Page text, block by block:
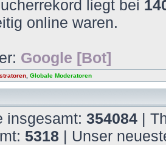
liegt bei
online waren.
Google [Bot]
Globale Moderatoren
insgesamt: 354084 |
5318 | Unser